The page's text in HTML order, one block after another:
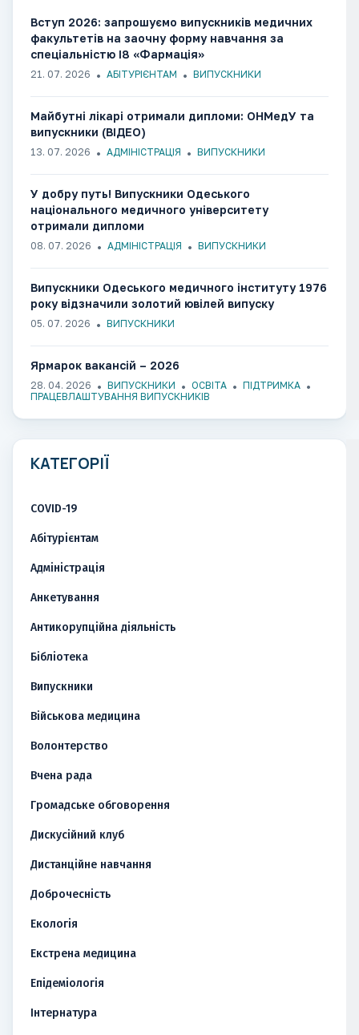
Вступ 2026: запрошуємо випускників медичних
факультетів на заочну форму навчання за
спеціальністю І8 «Фармація»
21. 07. 2026 АБІТУРІЄНТАМ ВИПУСКНИКИ
Майбутні лікарі отримали дипломи: ОНМедУ та
випускники (ВІДЕО)
13. 07. 2026 АДМІНІСТРАЦІЯ ВИПУСКНИКИ
У добру путь! Випускники Одеського
національного медичного університету
отримали дипломи
08. 07. 2026 АДМІНІСТРАЦІЯ ВИПУСКНИКИ
Випускники Одеського медичного інституту 1976
року відзначили золотий ювілей випуску
05. 07. 2026 ВИПУСКНИКИ
Ярмарок вакансій – 2026
28. 04. 2026 ВИПУСКНИКИ ОСВІТА
ПІДТРИМКА
ПРАЦЕВЛАШТУВАННЯ ВИПУСКНИКІВ
КАТЕГОРІЇ
COVID-19
Абітурієнтам
Адміністрація
Анкетування
Антикорупційна діяльність
Бібліотека
Випускники
Військова медицина
Волонтерство
Вчена рада
Громадське обговорення
Дискусійний клуб
Дистанційне навчання
Доброчесність
Екологія
Екстрена медицина
Епідеміологія
Інтернатура